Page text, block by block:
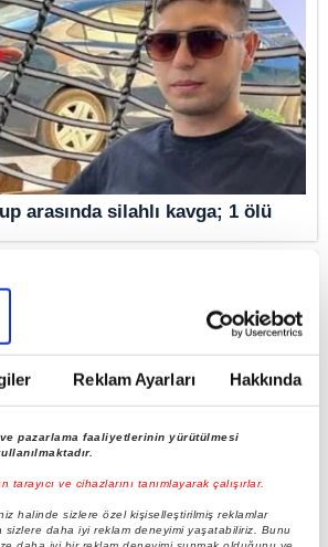
Reklam Ayarları Hakkında
pazarlama faaliyetlerinin yürütülmesi
tarayıcı ve cihazlarını tanımlayarak çalışırlar.
halinde sizlere özel kişiselleştirilmiş reklamlar
sizlere daha iyi reklam deneyimi yaşatabiliriz. Bunu
arasında silahlı kavga; 1 ölü
giden itfaiye aracı devrildi: 3